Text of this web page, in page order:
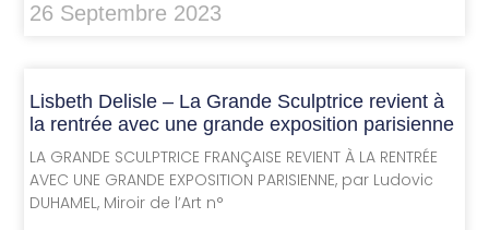
26 Septembre 2023
Lisbeth Delisle – La Grande Sculptrice revient à
la rentrée avec une grande exposition parisienne
LA GRANDE SCULPTRICE FRANÇAISE REVIENT À LA RENTRÉE
AVEC UNE GRANDE EXPOSITION PARISIENNE, par Ludovic
DUHAMEL, Miroir de l’Art n°